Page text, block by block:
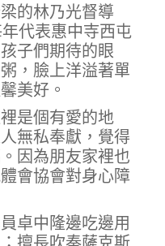
的林乃光督導
代表惠中寺西屯
子們期待的眼
，臉上洋溢著單
美好。
是個有愛的地
無私奉獻，覺得
因為朋友家裡也
會協會對身心障
卓中隆邊吃邊用